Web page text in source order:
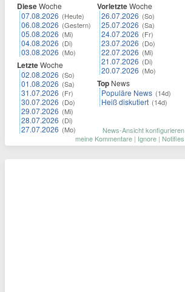
DieseWoche
07.08.2026 (Heute)
06.08.2026 (Gestern)
05.08.2026 (Mi)
04.08.2026 (Di)
03.08.2026 (Mo)
LetzteWoche
02.08.2026 (So)
01.08.2026 (Sa)
31.07.2026 (Fr)
30.07.2026 (Do)
29.07.2026 (Mi)
28.07.2026 (Di)
27.07.2026 (Mo)
VorletzteWoche
26.07.2026 (So)
25.07.2026 (Sa)
24.07.2026 (Fr)
23.07.2026 (Do)
22.07.2026 (Mi)
21.07.2026 (Di)
20.07.2026 (Mo)
Top News
Populäre News (14d)
Heiß diskutiert (14d)
News-Ansicht konfigurieren
meine Kommentare | Ignore | Notifies